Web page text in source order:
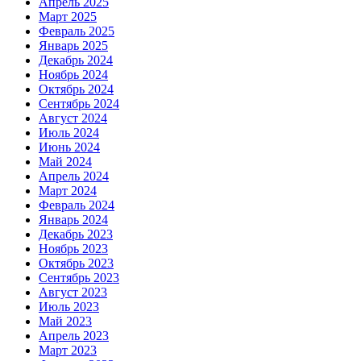
Март 2025
Февраль 2025
Январь 2025
Декабрь 2024
Ноябрь 2024
Октябрь 2024
Сентябрь 2024
Август 2024
Июль 2024
Июнь 2024
Май 2024
Апрель 2024
Март 2024
Февраль 2024
Январь 2024
Декабрь 2023
Ноябрь 2023
Октябрь 2023
Сентябрь 2023
Август 2023
Июль 2023
Май 2023
Апрель 2023
Март 2023